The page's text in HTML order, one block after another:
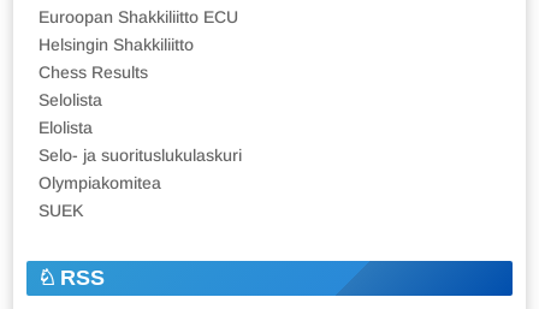
Euroopan Shakkiliitto ECU
Helsingin Shakkiliitto
Chess Results
Selolista
Elolista
Selo- ja suorituslukulaskuri
Olympiakomitea
SUEK
RSS